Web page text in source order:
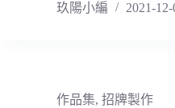
玖陽小編
2021-12-
作品集, 招牌製作